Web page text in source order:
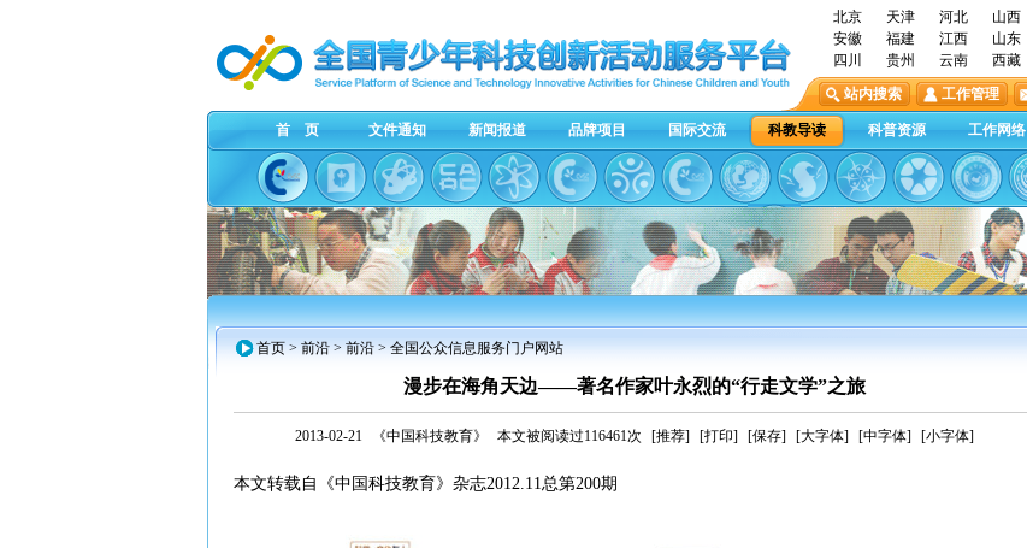
北京 天津 河北 山西
安徽
福建 江西 山东
四川
贵州 云南 西藏
站内搜索
工作管理
首 页 文件通知 新闻报道 品牌项目 国际交流 科教导读 科普资源 工作网络
首页 > 前沿 > 前沿 > 全国公众信息服务门户网站
漫步在海角天边——著名作家叶永烈的“行走文学”之旅
2013-02-21 《中国科技教育》 本文被阅读过116461次 [推荐] [打印] [保存] [大字体] [中字体] [小字体]
本文转载自《中国科技教育》杂志2012.11总第200期